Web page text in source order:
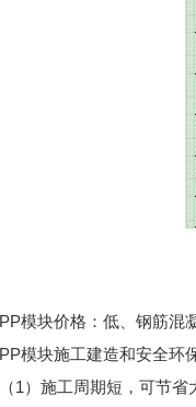
PP模块价格：低、钢筋混
PP模块施工建造和安全环
（1）施工周期短，可节